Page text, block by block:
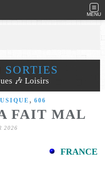
MENU
🎶 Loisirs
, 606
FAIT MAL
2026
FRANCE